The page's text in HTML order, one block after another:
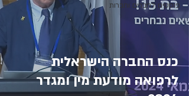
פוסטים לחברים וחברות
כנס החברה הישראלית
לרפואה מודעת מין ומגדר